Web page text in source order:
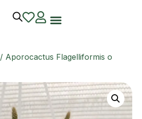
/ Aporocactus Flagelliformis o